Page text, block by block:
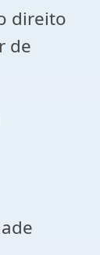
direito
de